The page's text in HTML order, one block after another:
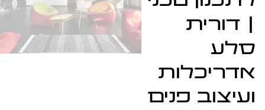
דורית
פנים